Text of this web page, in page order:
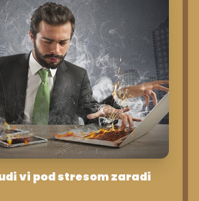
vi pod stresom zaradi